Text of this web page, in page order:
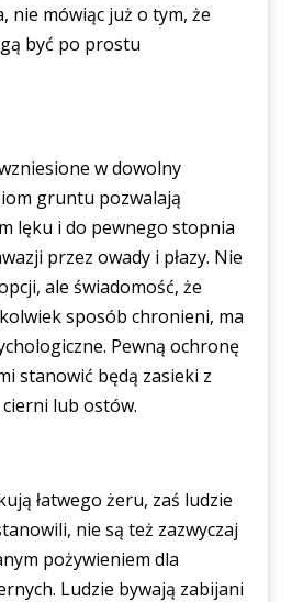
nie mówiąc już o tym, że
być po prostu
w dowolny
gruntu pozwalają
lęku i do pewnego stopnia
przez owady i płazy. Nie
ale świadomość, że
sposób chronieni, ma
Pewną ochronę
stanowić będą zasieki z
lub ostów.
łatwego żeru, zaś ludzie
nie są też zazwyczaj
pożywieniem dla
Ludzie bywają zabijani